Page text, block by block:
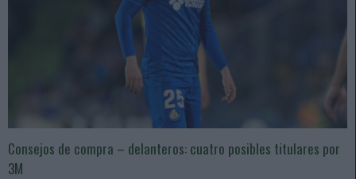
Consejos de compra – delanteros: cuatro posibles titulares por
3M